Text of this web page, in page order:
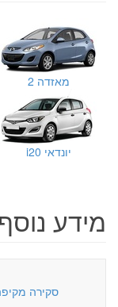
מאזדה 2
יונדאי i20
מידע
סקירה